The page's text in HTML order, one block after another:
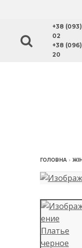
+38
02
+38
20
ГОЛОВНА ›